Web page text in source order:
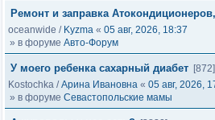
Ремонт и заправка
oceanwide / Kyzma « 05 авг, 2026, 18:37
» в форуме Авто-Форум
У моего ребенка сахарный диабет [872]
Kostochka /Арина Ивановна « 05 авг, 2026,
» в форуме Севастопольские мамы